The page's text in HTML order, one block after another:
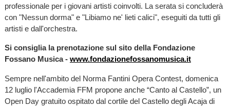
professionale per i giovani artisti coinvolti. La serata si concluderà
con "Nessun dorma" e "Libiamo ne' lieti calici", eseguiti da tutti gli
artisti e dall'orchestra.
Si consiglia la prenotazione sul sito della Fondazione
Fossano Musica - www.fondazionefossanomusica.it
Sempre nell'ambito del Norma Fantini Opera Contest, domenica
12 luglio l'Accademia FFM propone anche “Canto al Castello”, un
Open Day gratuito ospitato dal cortile del Castello degli Acaja di